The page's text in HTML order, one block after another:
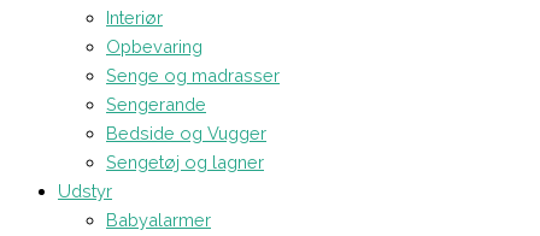
Interiør
Opbevaring
Senge og madrasser
Sengerande
Bedside og Vugger
Sengetøj og lagner
Udstyr
Babyalarmer